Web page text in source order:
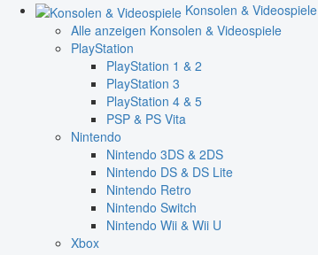
Konsolen & Videospiele
Alle anzeigen Konsolen & Videospiele
PlayStation
PlayStation 1 & 2
PlayStation 3
PlayStation 4 & 5
PSP & PS Vita
Nintendo
Nintendo 3DS & 2DS
Nintendo DS & DS Lite
Nintendo Retro
Nintendo Switch
Nintendo Wii & Wii U
Xbox